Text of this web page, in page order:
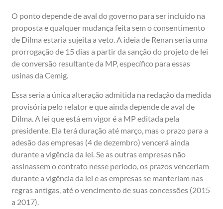
O ponto depende de aval do governo para ser incluído na
proposta e qualquer mudança feita sem o consentimento
de Dilma estaria sujeita a veto. A ideia de Renan seria uma
prorrogação de 15 dias a partir da sanção do projeto de lei
de conversão resultante da MP, específico para essas
usinas da Cemig.
Essa seria a única alteração admitida na redação da medida
provisória pelo relator e que ainda depende de aval de
Dilma. A lei que está em vigor é a MP editada pela
presidente. Ela terá duração até março, mas o prazo para a
adesão das empresas (4 de dezembro) vencerá ainda
durante a vigência da lei. Se as outras empresas não
assinassem o contrato nesse período, os prazos venceriam
durante a vigência da lei e as empresas se manteriam nas
regras antigas, até o vencimento de suas concessões (2015
a 2017).